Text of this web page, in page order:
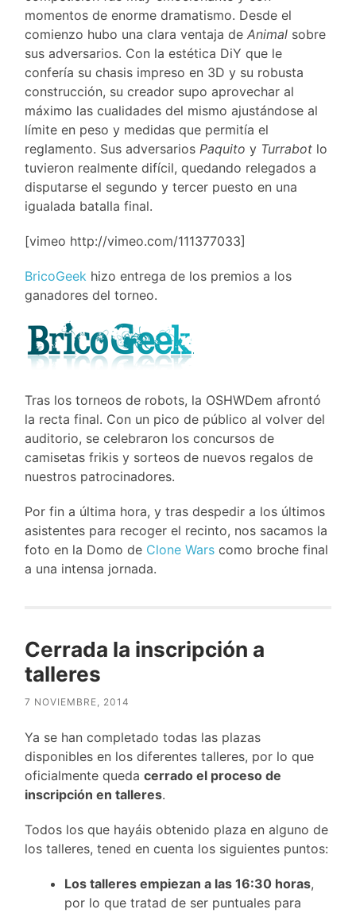
momentos de enorme dramatismo. Desde el
comienzo hubo una clara ventaja deAnimal sobre
sus adversarios. Con la estética DiY que le
confería su chasis impreso en 3D y su robusta
construcción, su creador supo aprovechar al
máximo las cualidades del mismo ajustándose al
límite en peso y medidas que permitía el
reglamento. Sus adversariosPaquito y Turrabot lo
tuvieron realmente difícil, quedando relegados a
disputarse el segundo y tercer puesto en una
igualada batalla final.
[vimeo http://vimeo.com/111377033]
BricoGeek hizo entrega de los premios a los
ganadores del torneo.
Tras los torneos de robots, la OSHWDem afrontó
la recta final. Con un pico de público al volver del
auditorio, se celebraron los concursos de
camisetas frikis y sorteos de nuevos regalos de
nuestros patrocinadores.
Por fin a última hora, y tras despedir a los últimos
asistentes para recoger el recinto, nos sacamos la
foto en la Domo de Clone Wars como broche final
a una intensa jornada.
Cerrada la inscripción a
talleres
7 NOVIEMBRE, 2014
Ya se han completado todas las plazas
disponibles en los diferentes talleres, por lo que
oficialmente quedacerrado el proceso de
inscripción en talleres.
Todos los que hayáis obtenido plaza en alguno de
los talleres, tened en cuenta los siguientes puntos:
Los talleres empiezan a las 16:30 horas,
por lo que tratad de ser puntuales para